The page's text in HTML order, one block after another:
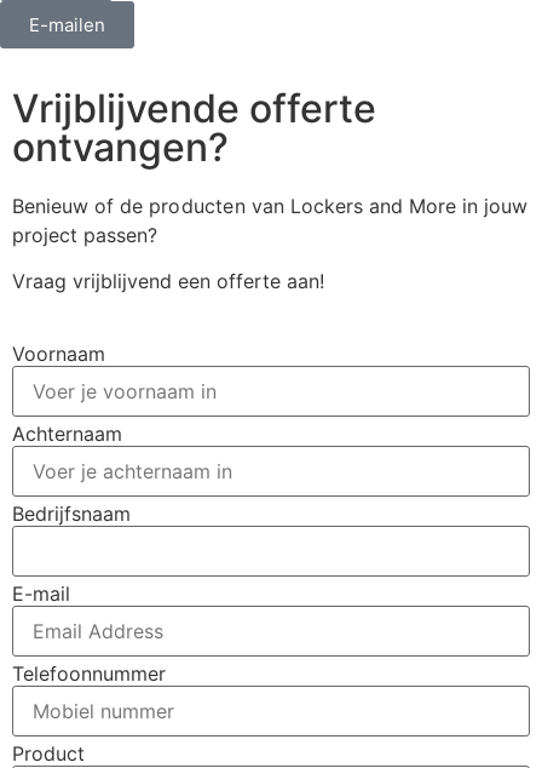
E-mailen
Vrijblijvende offerte
ontvangen?
Benieuw of de productenvan Lockers and More in jouw
project passen?
Vraag vrijblijvend een offerte aan!
Voornaam
Achternaam
Bedrijfsnaam
E-mail
Telefoonnummer
Product